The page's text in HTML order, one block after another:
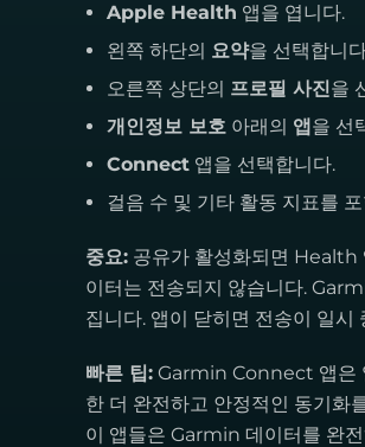
Apple Health 앱을 엽니다.
왼쪽 하단의 요약을 선택합니
오른쪽 상단의 프로필 사진을
개인정보 보호 아래의 앱을 선
Connect 앱을 선택합니다.
걸음 수 및 기타 활동 지표를
중요: 공유가 활성화되면 Health
이터는 전송되지 않습니다.
집니다. 앱이 닫히면 전송이 일
빠른 팁: Garmin Connect 앱은
한 더 완전하고 안정적인 동기화
이 앱들은 Garmin 데이터를 완